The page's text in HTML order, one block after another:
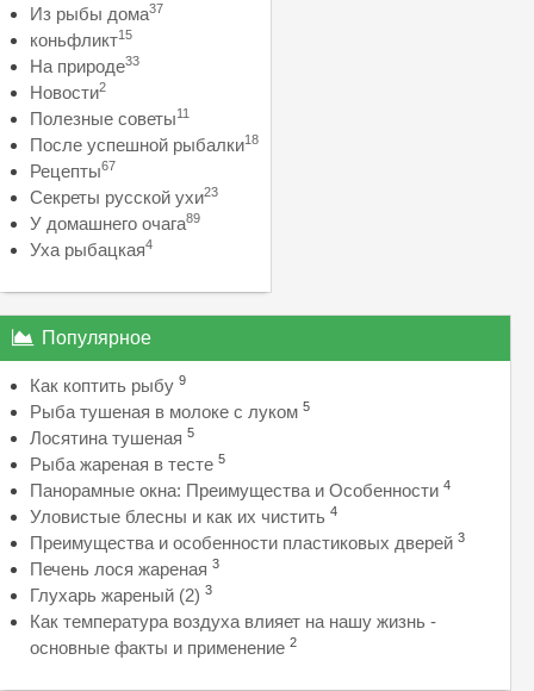
Из рыбы дома37
коньфликт15
На природе33
Новости2
Полезные советы11
После успешной рыбалки18
Рецепты67
Секреты русской ухи23
У домашнего очага89
Уха рыбацкая4
Популярное
Как коптить рыбу 9
Рыба тушеная в молоке с луком 5
Лосятина тушеная 5
Рыба жареная в тесте 5
Панорамные окна: Преимущества и Особенности 4
Уловистые блесны и как их чистить 4
Преимущества и особенности пластиковых дверей 3
Печень лося жареная 3
Глухарь жареный (2) 3
Как температура воздуха влияет на нашу жизнь -
основные факты и применение 2